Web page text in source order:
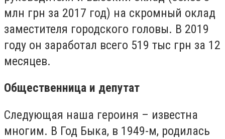
млн грн за 2017 год) на скромный оклад
заместителя городского головы. В 2019
году он заработал всего 519 тыс грн за 12
месяцев.
Общественница и депутат
Следующая наша героиня – известна
многим. В Год Быка, в 1949-м, родилась